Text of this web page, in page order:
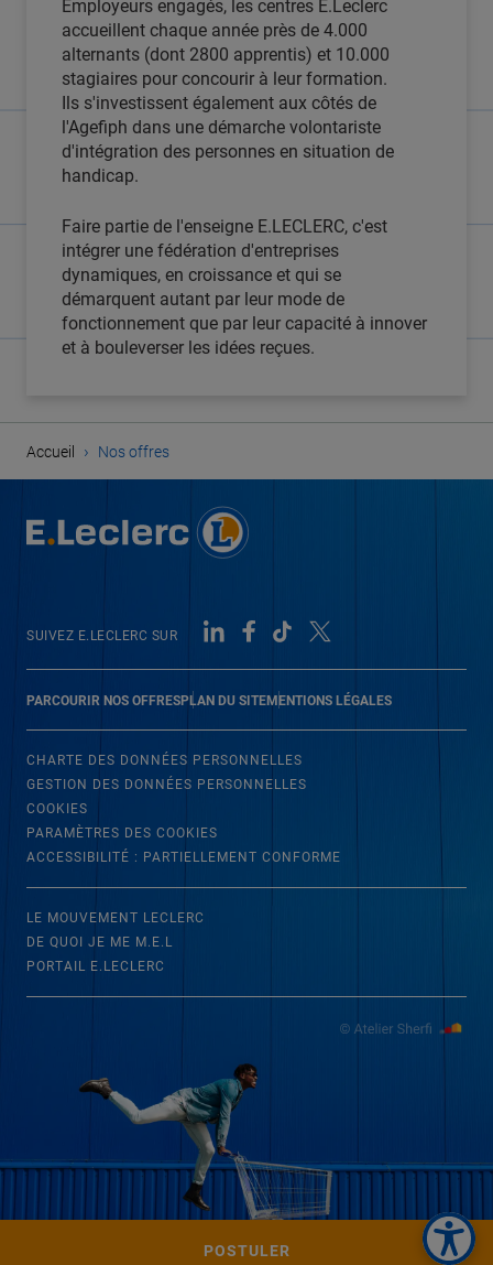
Employeurs engagés, les centres E.Leclerc
accueillent chaque année près de 4.000
alternants (dont 2800 apprentis) et 10.000
stagiaires pour concourir à leur formation.
Ils s'investissent également aux côtés de
l'Agefiph dans une démarche volontariste
d'intégration des personnes en situation de
handicap.
Faire partie de l'enseigne E.LECLERC, c'est
intégrer une fédération d'entreprises
dynamiques, en croissance et qui se
démarquent autant par leur mode de
fonctionnement que par leur capacité à innover
et à bouleverser les idées reçues.
POSTULER
Accueil › Nos offres
PARCOURIR NOS OFFRESPLAN DU SITEMENTIONS LÉGALES
SUIVEZ E.LECLERC SUR
CHARTE DES DONNÉES PERSONNELLES
GESTION DES DONNÉES PERSONNELLES
COOKIES
PARAMÈTRES DES COOKIES
ACCESSIBILITÉ : PARTIELLEMENT CONFORME
LE MOUVEMENT LECLERC
DE QUOI JE ME M.E.L
PORTAIL E.LECLERC